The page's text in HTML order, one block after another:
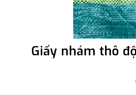
Giấy nhám thô